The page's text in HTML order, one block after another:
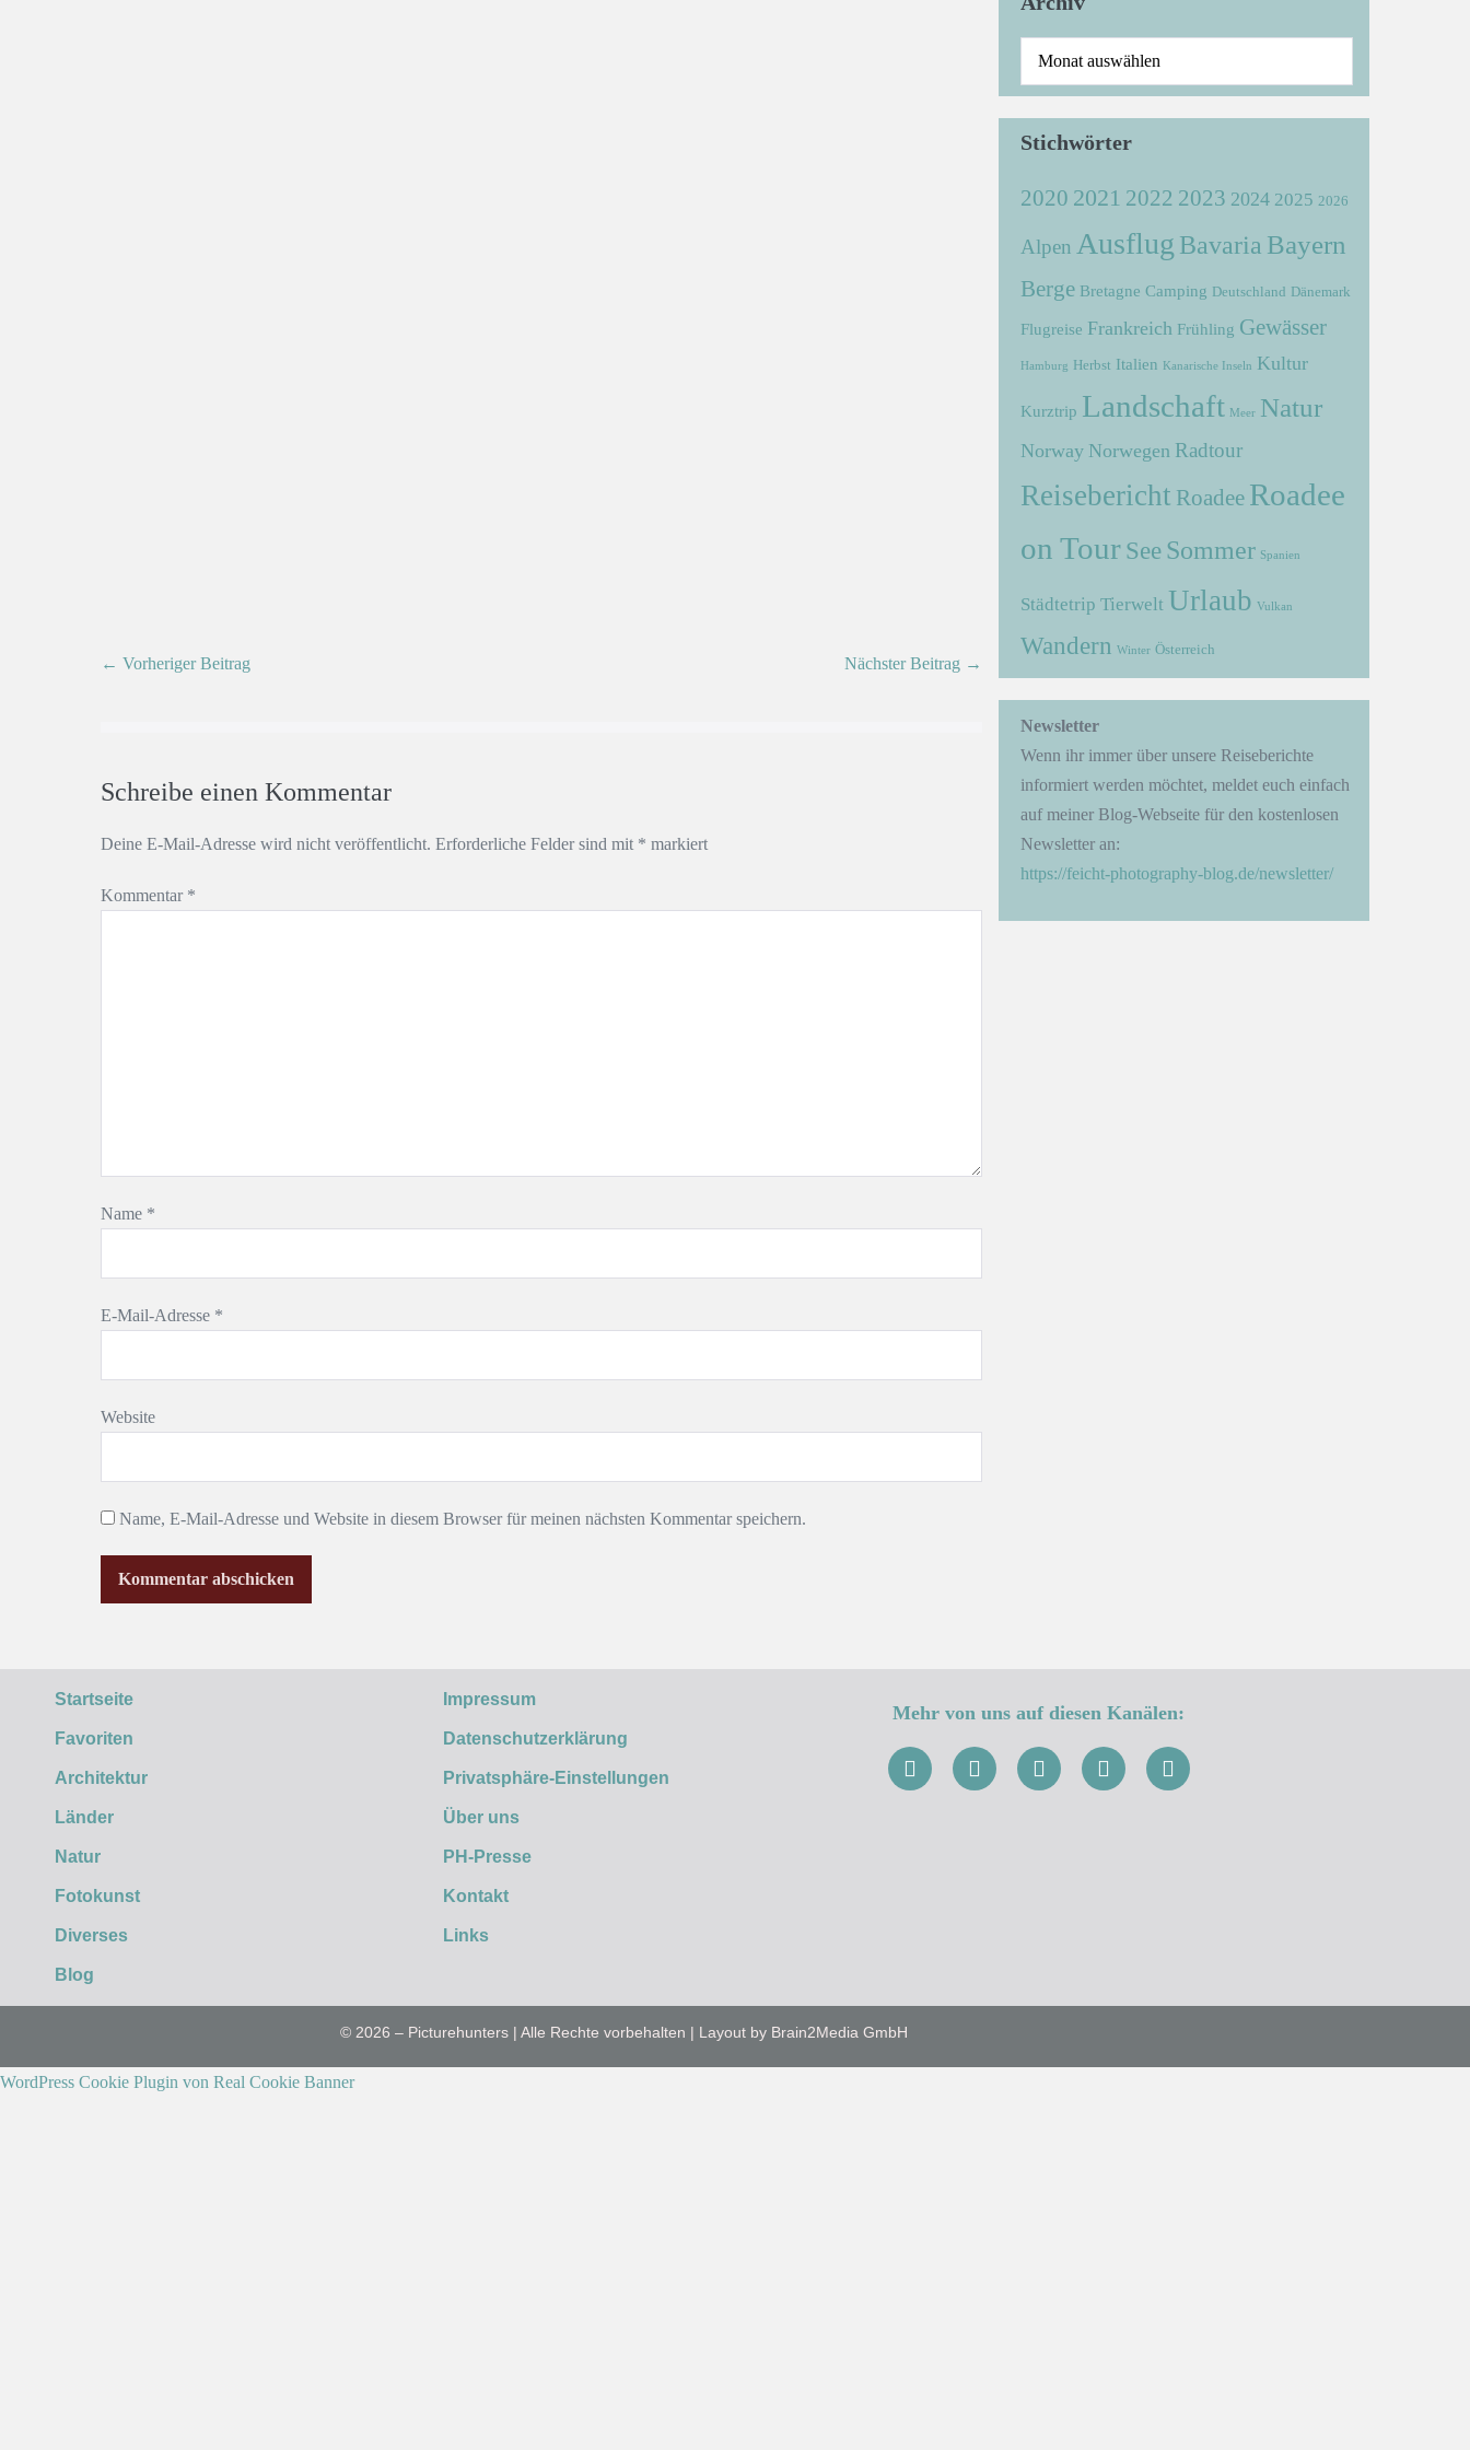
← Vorheriger Beitrag Nächster Beitrag →
Schreibe einen Kommentar
Deine E-Mail-Adresse wird nicht veröffentlicht. Erforderliche Felder sind mit * markiert
Kommentar *
Name *
E-Mail-Adresse *
Website
Name, E-Mail-Adresse und Website in diesem Browser für meinen nächsten Kommentar speichern.
Stichwörter
2020 2021 2022 2023 2024 2025 2026
Alpen Ausflug Bavaria Bayern
Berge Bretagne Camping Deutschland Dänemark
Flugreise Frankreich Frühling Gewässer
Hamburg Herbst Italien Kanarische Inseln Kultur
Kurztrip Landschaft Meer Natur
Norway Norwegen Radtour
Reisebericht Roadee Roadee
on Tour See Sommer Spanien
Städtetrip Tierwelt Urlaub Vulkan
Wandern Winter Österreich
Newsletter
Wenn ihr immer über unsere Reiseberichte
informiert werden möchtet, meldet euch einfach
auf meiner Blog-Webseite für den kostenlosen
Newsletter an:
https://feicht-photography-blog.de/newsletter/
Startseite
Favoriten
Architektur
Länder
Natur
Fotokunst
Diverses
Blog
Impressum
Datenschutzerklärung
Privatsphäre-Einstellungen
Über uns
PH-Presse
Kontakt
Links
Mehr von uns auf diesen Kanälen:
© 2026 – Picturehunters | Alle Rechte vorbehalten | Layout by Brain2Media GmbH
WordPress Cookie Plugin von Real Cookie Banner